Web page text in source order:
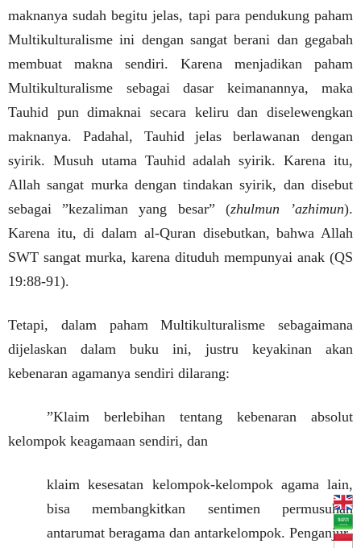
maknanya sudah begitu jelas, tapi para pendukung paham
Multikulturalisme ini dengan sangat berani dan gegabah
membuat makna sendiri. Karena menjadikan paham
Multikulturalisme sebagai dasar keimanannya, maka
Tauhid pun dimaknai secara keliru dan diselewengkan
maknanya. Padahal, Tauhid jelas berlawanan dengan
syirik. Musuh utama Tauhid adalah syirik. Karena itu,
Allah sangat murka dengan tindakan syirik, dan disebut
sebagai ”kezaliman yang besar” (zhulmun ’azhimun).
Karena itu, di dalam al-Quran disebutkan, bahwa Allah
SWT sangat murka, karena dituduh mempunyai anak (QS
19:88-91).
Tetapi, dalam paham Multikulturalisme sebagaimana
dijelaskan dalam buku ini, justru keyakinan akan
kebenaran agamanya sendiri dilarang:
”Klaim berlebihan tentang kebenaran absolut
kelompok keagamaan sendiri, dan
klaim kesesatan kelompok-kelompok agama lain,
bisa membangkitkan sentimen permusuhan
antarumat beragama dan antarkelompok. Penganjur-